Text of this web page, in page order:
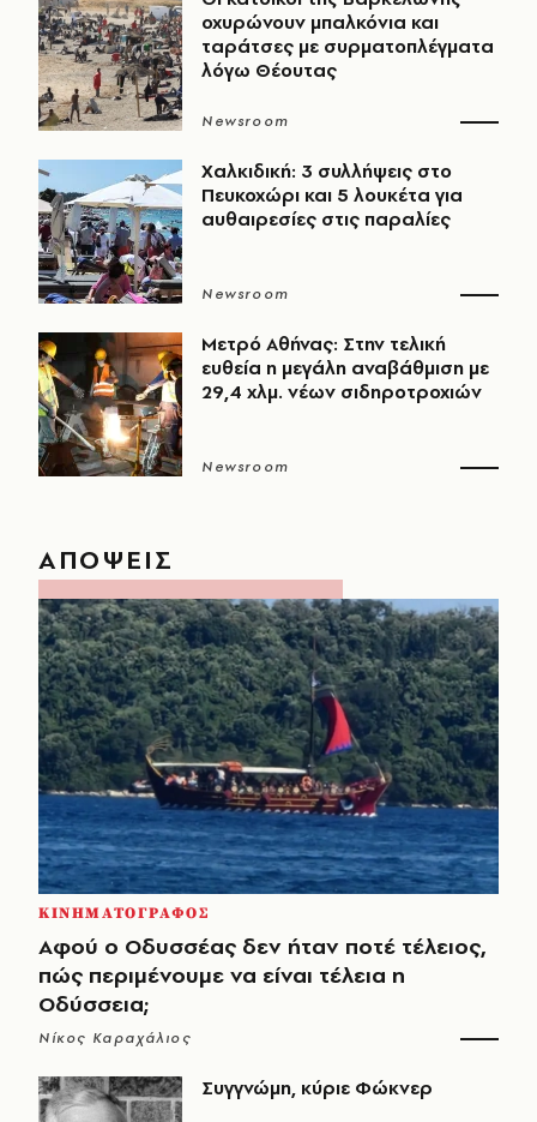
οχυρώνουν μπαλκόνια και
ταράτσες με συρματοπλέγματα
λόγω Θέουτας
Newsroom
Χαλκιδική: 3 συλλήψεις στο
Πευκοχώρι και 5 λουκέτα για
αυθαιρεσίες στις παραλίες
Newsroom
Μετρό Αθήνας: Στην τελική
ευθεία η μεγάλη αναβάθμιση με
29,4 χλμ. νέων σιδηροτροχιών
Newsroom
ΑΠΟΨΕΙΣ
ΚΙΝΗΜΑΤΟΓΡΑΦΟΣ
Αφού ο Οδυσσέας δεν ήταν ποτέ τέλειος,
πώς περιμένουμε να είναι τέλεια η
Οδύσσεια;
Νίκος Καραχάλιος
Συγγνώμη, κύριε Φώκνερ